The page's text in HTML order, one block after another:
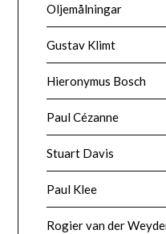
Oljemålningar
Gustav Klimt
Hieronymus Bosch
Paul Cézanne
Stuart Davis
Paul Klee
Rogier van der